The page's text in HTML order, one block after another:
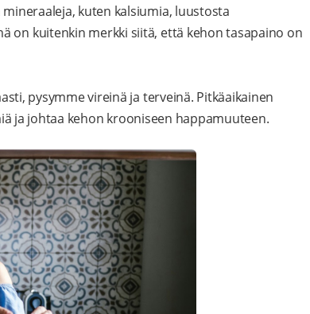
kuten kalsiumia, luustosta
on kuitenkin merkki siitä, että kehon tasapaino on
pysymme vireinä ja terveinä. Pitkäaikainen
ja johtaa kehon krooniseen happamuuteen.